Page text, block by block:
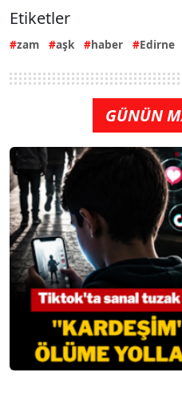
Etiketler
zam aşk haber Edirne
GÜNÜN